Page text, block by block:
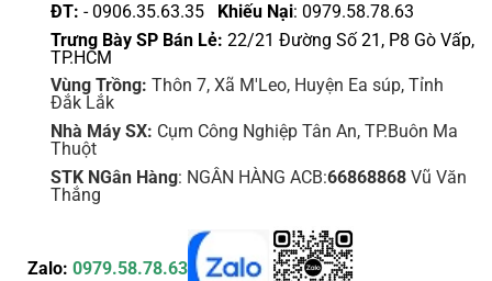
ĐT: - 0906.35.63.35 Khiếu Nại: 0979.58.78.63
Trưng Bày SP Bán Lẻ: 22/21 Đường Số 21, P8 Gò Vấp,
TP.HCM
Vùng Trồng: Thôn 7, Xã M'Leo, Huyện Ea súp, Tỉnh
Đắk Lắk
Nhà Máy SX: Cụm Công Nghiệp Tân An, TP.Buôn Ma
Thuột
STK NGân Hàng: NGÂN HÀNG ACB:66868868Vũ Văn
Thắng
Zalo: 0979.58.78.63